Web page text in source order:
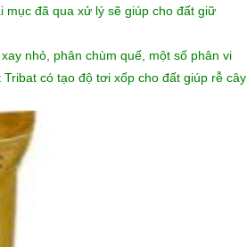
đã qua xử lý sẽ giúp cho đất giữ
nhỏ, phân chùm quế, một số phân vi
có tạo độ tơi xốp cho đất giúp rễ cây